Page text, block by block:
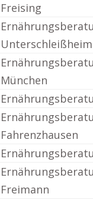
Freising
Unterschleißheim
München
Fahrenzhausen
Freimann